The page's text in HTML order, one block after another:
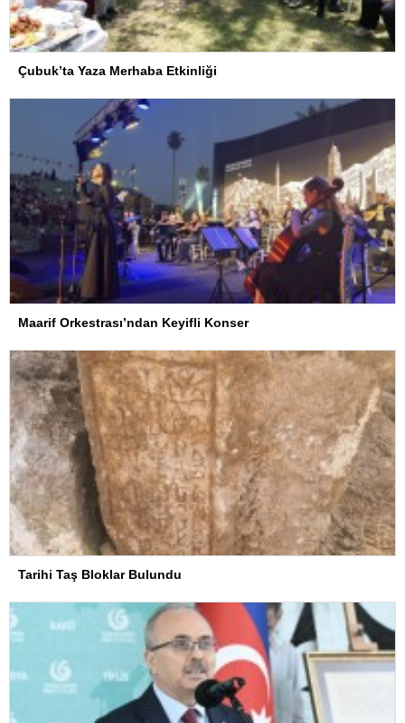
Çubuk’ta Yaza Merhaba Etkinliği
Maarif Orkestrası’ndan Keyifli Konser
Tarihi Taş Bloklar Bulundu